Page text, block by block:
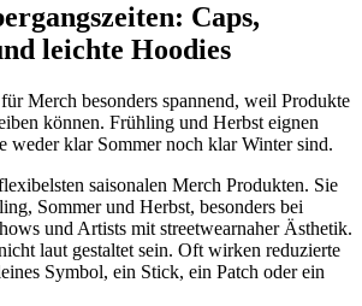
Caps,
leichte Hoodies
Merch besonders spannend, weil Produkte
können. Frühling und Herbst eignen
weder klar Sommer noch klar Winter sind.
saisonalen Merch Produkten. Sie
Sommer und Herbst, besonders bei
und Artists mit streetwearnaher Ästhetik.
laut gestaltet sein. Oft wirken reduzierte
Symbol, ein Stick, ein Patch oder ein